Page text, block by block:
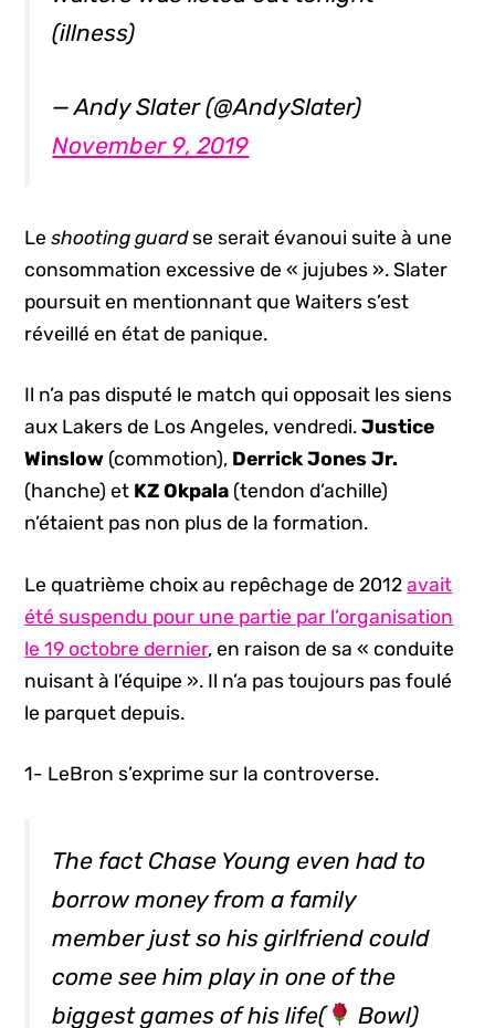
(illness)
— Andy Slater (@AndySlater)
November 9, 2019
Leshooting guardse serait évanoui suite à une
consommation excessive de « jujubes ». Slater
poursuit en mentionnant que Waiters s’est
réveillé en état de panique.
Il n’a pas disputé le match qui opposait les siens
aux Lakers de Los Angeles, vendredi.Justice
Winslow (commotion), Derrick Jones Jr.
(hanche) et KZ Okpala (tendon d’achille)
n’étaient pas non plus de la formation.
Le quatrième choix au repêchage de 2012avait
été suspendu pour une partie par l’organisation
le 19 octobre dernier, en raison de sa « conduite
nuisant à l’équipe ». Il n’a pas toujours pas foulé
le parquet depuis.
1- LeBron s’exprime sur la controverse.
The fact Chase Young even had to
borrow money from a family
member just so his girlfriend could
come see him play in one of the
biggest games of his life(
Bowl)